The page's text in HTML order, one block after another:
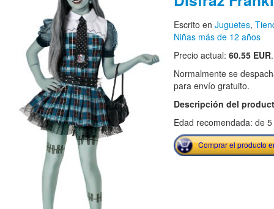
Escrito en Juguetes,
Niñas más de 12 años
Precio actual: 60.55 EUR.
Normalmente se
para envío gratuito.
Descripción del
Edad recomendada: de
Comprar el producto